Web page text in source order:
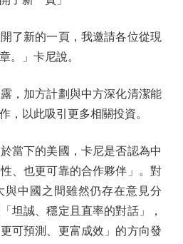
新的一頁，我邀請各位從現
。」卡尼說。
加方計劃與中方深化清潔能
，以此吸引更多相關投資。
下的美國，卡尼是否認為中
、也更可靠的合作夥伴」。對
與中國之間雖然仍存在意見分
坦誠、穩定且直率的對話」，
可預測、更富成效」的方向發